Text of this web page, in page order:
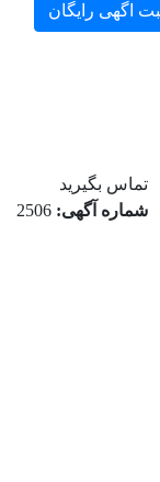
اگهی رایگان
تماس بگیرید
شماره آگهی: 2506